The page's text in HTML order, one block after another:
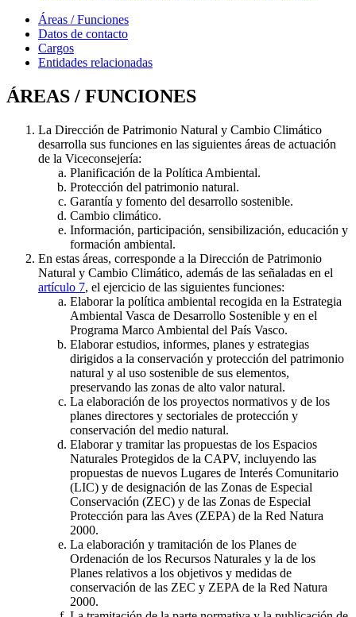
Áreas / Funciones
Datos de contacto
Cargos
Entidades relacionadas
ÁREAS / FUNCIONES
La Dirección de Patrimonio Natural y Cambio Climático
desarrolla sus funciones en las siguientes áreas de actuación
de la Viceconsejería:
Planificación de la Política Ambiental.
Protección del patrimonio natural.
Garantía y fomento del desarrollo sostenible.
Cambio climático.
Información, participación, sensibilización, educación y
formación ambiental.
En estas áreas, corresponde a la Dirección de Patrimonio
Natural y Cambio Climático, además de las señaladas en el
artículo 7, el ejercicio de las siguientes funciones:
Elaborar la política ambiental recogida en la Estrategia
Ambiental Vasca de Desarrollo Sostenible y en el
Programa Marco Ambiental del País Vasco.
Elaborar estudios, informes, planes y estrategias
dirigidos a la conservación y protección del patrimonio
natural y al uso sostenible de sus elementos,
preservando las zonas de alto valor natural.
La elaboración de los proyectos normativos y de los
planes directores y sectoriales de protección y
conservación del medio natural.
Elaborar y tramitar las propuestas de los Espacios
Naturales Protegidos de la CAPV, incluyendo las
propuestas de nuevos Lugares de Interés Comunitario
(LIC) y de designación de las Zonas de Especial
Conservación (ZEC) y de las Zonas de Especial
Protección para las Aves (ZEPA) de la Red Natura
2000.
La elaboración y tramitación de los Planes de
Ordenación de los Recursos Naturales y la de los
Planes relativos a los objetivos y medidas de
conservación de las ZEC y ZEPA de la Red Natura
2000.